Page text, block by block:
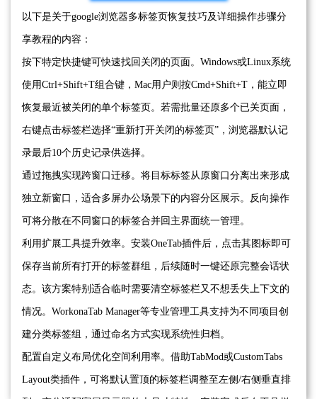
以下是关于google浏览器多标签页恢复技巧及详细操作步骤分
享教程的内容：
按下特定快捷键可快速找回关闭的页面。Windows或Linux系统
使用Ctrl+Shift+T组合键，Mac用户则按Cmd+Shift+T，能立即
恢复最近被关闭的单个标签页。若需批量还原多个已关页面，
右键点击标签栏选择“重新打开关闭的标签页”，浏览器默认记
录最后10个历史记录供选择。
通过拖拽实现跨窗口迁移。将目标标签从原窗口分离出来形成
独立新窗口，适合多屏办公场景下的内容分区展示。反向操作
可将分散在不同窗口的标签合并回主界面统一管理。
利用扩展工具提升效率。安装OneTab插件后，点击其图标即可
保存当前所有打开的标签群组，后续随时一键还原完整会话状
态。该方案特别适合临时需要清空标签栏又不想丢失上下文的
情况。WorkonaTab Manager等专业管理工具支持为不同项目创
建分类标签组，通过命名方式实现系统性归档。
配置自定义布局优化空间利用率。借助TabMod或CustomTabs
Layout类插件，可将默认置顶的标签栏调整至左侧/右侧垂直排